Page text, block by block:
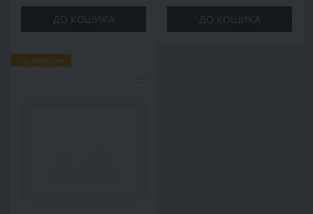
ДО КОШИКА ДО КОШИКА
Топ продажів